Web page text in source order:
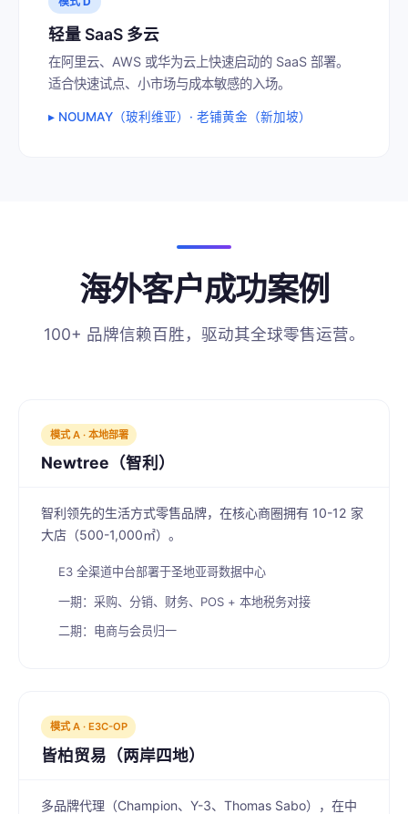
轻量 SaaS 多云
在阿里云、AWS 或华为云上快速启动的 SaaS 部署。
适合快速试点、小市场与成本敏感的入场。
▸ NOUMAY（玻利维亚）· 老铺黄金（新加坡）
海外客户成功案例
100+ 品牌信赖百胜，驱动其全球零售运营。
模式 A · 本地部署
Newtree（智利）
智利领先的生活方式零售品牌，在核心商圈拥有 10-12 家
大店（500-1,000㎡）。
E3 全渠道中台部署于圣地亚哥数据中心
一期：采购、分销、财务、POS + 本地税务对接
二期：电商与会员归一
模式 A · E3C-OP
皆柏贸易（两岸四地）
多品牌代理（Champion、Y-3、Thomas Sabo），在中